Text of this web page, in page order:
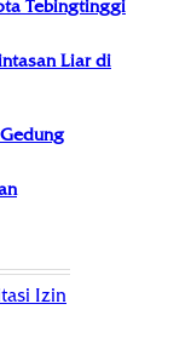
Tebingtinggi
Liar di
Izin